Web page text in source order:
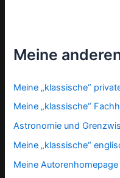
Meine
Meine „klassische“
Meine „klassische“
Astronomie und
Meine „klassische“
Meine Autorenhomepage